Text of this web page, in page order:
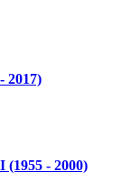
2017)
- 2000)